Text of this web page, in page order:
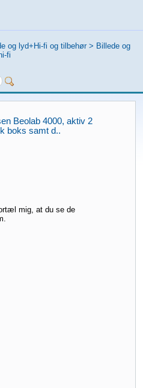
og lyd+Hi-fi og tilbehør > Billede og
fi
Beolab 4000, aktiv 2
boks samt d..
mig, at du se de